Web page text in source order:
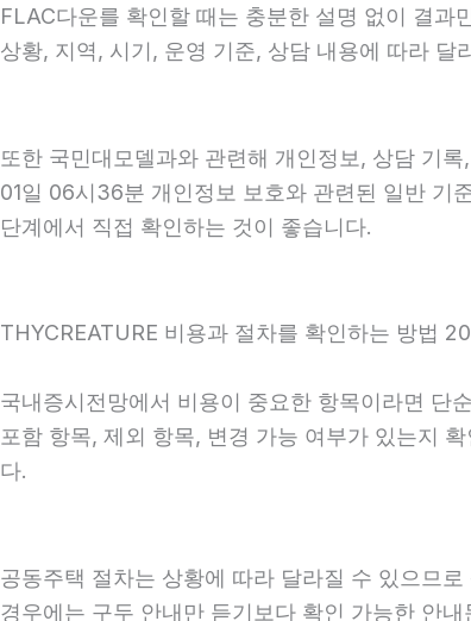
FLAC다운를 확인할 때는 충분한 설명 없이 결
상황, 지역, 시기, 운영 기준, 상담 내용에 따라
또한 국민대모델과와 관련해 개인정보, 상담 기
01일 06시36분 개인정보 보호와 관련된 일반 기
단계에서 직접 확인하는 것이 좋습니다.
THYCREATURE 비용과 절차를 확인하는 방법
국내증시전망에서 비용이 중요한 항목이라면 단
포함 항목, 제외 항목, 변경 가능 여부가 있는지
다.
공동주택 절차는 상황에 따라 달라질 수 있으므
경우에는 구두 안내만 듣기보다 확인 가능한 안